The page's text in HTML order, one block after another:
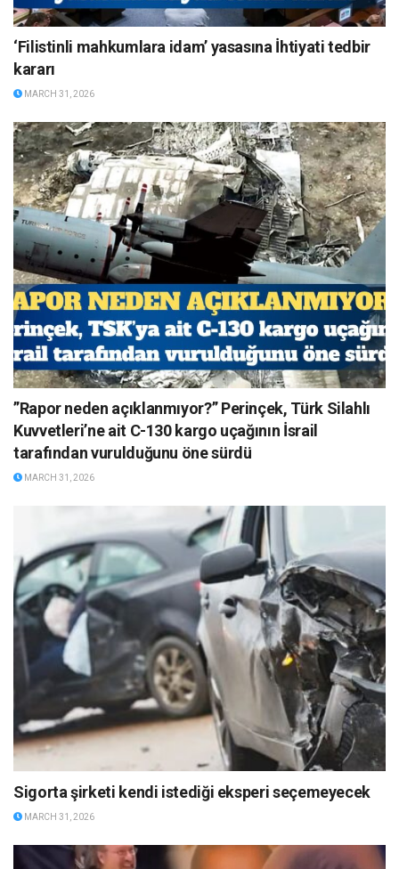
‘Filistinli mahkumlara idam’ yasasına İhtiyati tedbir
kararı
MARCH 31, 2026
”Rapor neden açıklanmıyor?” Perinçek, Türk Silahlı
Kuvvetleri’ne ait C-130 kargo uçağının İsrail
tarafından vurulduğunu öne sürdü
MARCH 31, 2026
Sigorta şirketi kendi istediği eksperi seçemeyecek
MARCH 31, 2026